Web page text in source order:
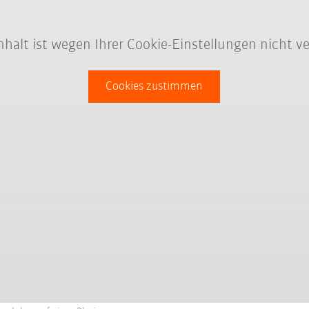
ist wegen Ihrer Cookie-Einstellungen nicht
Cookies zustimmen